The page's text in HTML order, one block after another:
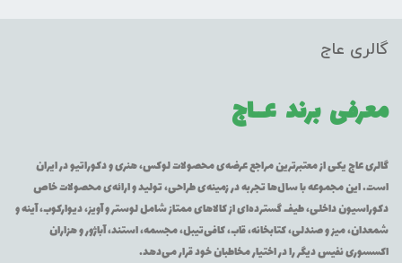
گالری عاج
معرفی برند عــاج
گالری عاج یکی از معتبرترین مراجع عرضه‌ی محصولات لوکس، هنری و دکوراتیو در ایران
است. این مجموعه با سال‌ها تجربه در زمینه‌ی طراحی، تولید و ارائه‌ی محصولات خاص
دکوراسیون داخلی، طیف گسترده‌ای از کالاهای ممتاز شامل لوستر و آویز، دیوارکوب، آینه و
شمعدان، میز و صندلی، کتابخانه، قاب، کافی‌تیبل، مجسمه، استند، آباژور و هزاران
اکسسوری نفیس دیگر را در اختیار مخاطبان خود قرار می‌دهد.